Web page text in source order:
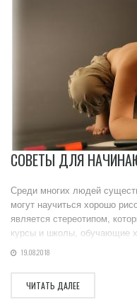
СОВЕТЫ ДЛЯ
Среди многих людей
могут научиться хорошо
является стереотипом,
курсы и школы, обучающие
19.08.2018
ЧИТАТЬ ДАЛЕЕ